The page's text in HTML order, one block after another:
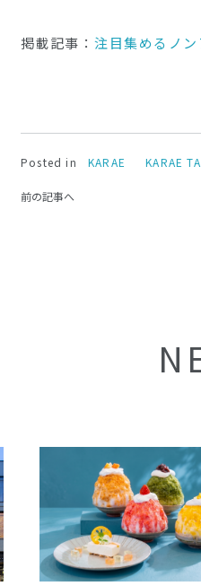
掲載記事：注目集めるノ
Posted in KARAE KARAE
前の記事へ